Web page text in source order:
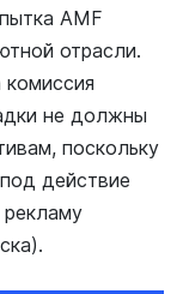
AMF
отрасли.
не должны
поскольку
действие
рекламу